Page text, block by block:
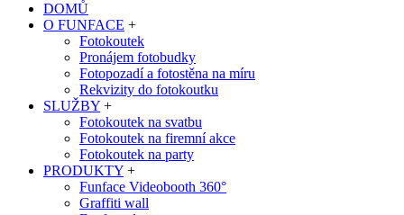
DOMŮ
O FUNFACE +
Fotokoutek
Pronájem fotobudky
Fotopozadí a fotostěna na míru
Rekvizity do fotokoutku
SLUŽBY +
Fotokoutek na svatbu
Fotokoutek na firemní akce
Fotokoutek na party
PRODUKTY +
Funface Videobooth 360°
Graffiti wall